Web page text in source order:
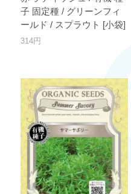
子 固定種 / グリーンフィ
ールド / スプラウト [小袋]
314円